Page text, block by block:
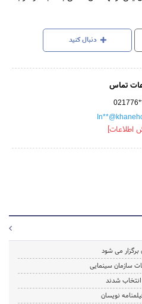
دنبال کنید
تماس
اطلاعات]
برگزار می شود
سازمان سینمایی
شدند
نویسان